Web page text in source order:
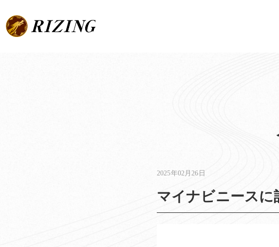
content
2025年02月26日
マイナビニースに